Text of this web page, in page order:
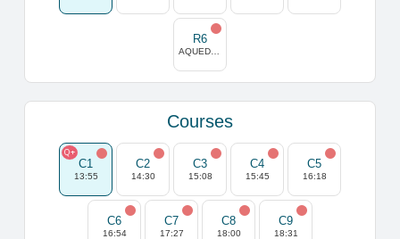
R6
Courses
C1
13:55
Q+
C2
14:30
C3
15:08
C4
15:45
C5
16:18
C6
16:54
C7
17:27
C8
18:00
C9
18:31